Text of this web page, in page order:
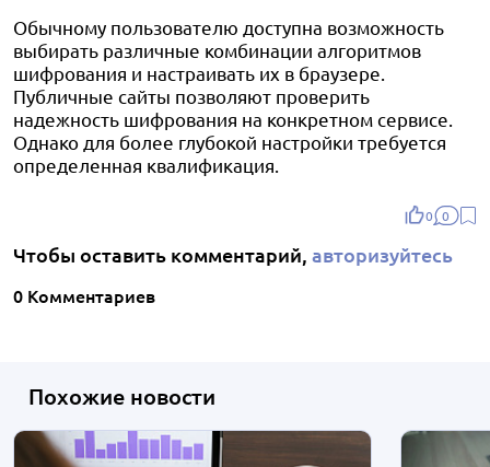
Обычному пользователю доступна возможность
выбирать различные комбинации алгоритмов
шифрования и настраивать их в браузере.
Публичные сайты позволяют проверить
надежность шифрования на конкретном сервисе.
Однако для более глубокой настройки требуется
определенная квалификация.
0 0
Чтобы оставить комментарий, авторизуйтесь
0 Комментариев
Похожие новости